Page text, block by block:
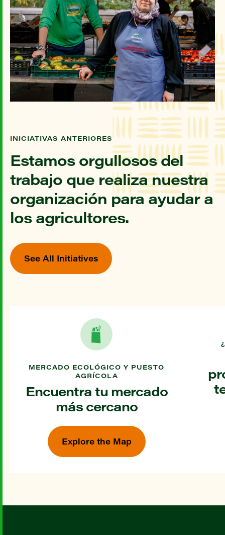
INICIATIVAS ANTERIORES
Estamos orgullosos del
trabajo que realiza nuestra
organización para ayudar a
los agricultores.
See All Initiatives
MERCADO ECOLÓGICO Y PUESTO
AGRÍCOLA
Encuentra tu mercado
más cercano
Explore the Map